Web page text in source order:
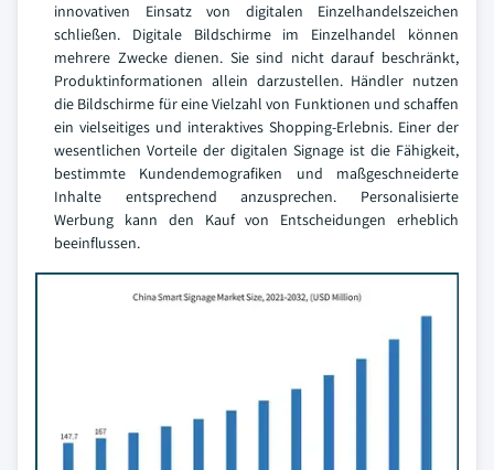
innovativen Einsatz von digitalen Einzelhandelszeichen
schließen. Digitale Bildschirme im Einzelhandel können
mehrere Zwecke dienen. Sie sind nicht darauf beschränkt,
Produktinformationen allein darzustellen. Händler nutzen
die Bildschirme für eine Vielzahl von Funktionen und schaffen
ein vielseitiges und interaktives Shopping-Erlebnis. Einer der
wesentlichen Vorteile der digitalen Signage ist die Fähigkeit,
bestimmte Kundendemografiken und maßgeschneiderte
Inhalte entsprechend anzusprechen. Personalisierte
Werbung kann den Kauf von Entscheidungen erheblich
beeinflussen.